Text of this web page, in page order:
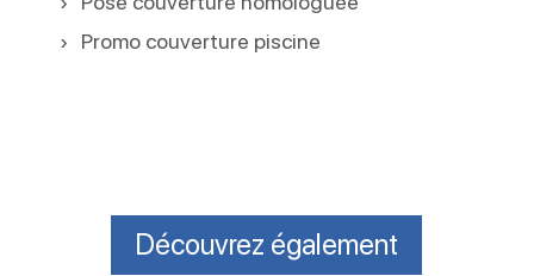
Promo couverture piscine
Découvrez également